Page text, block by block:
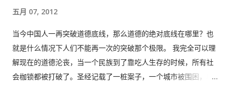
五月 07, 2012
当今中国人一再突破道德底线，那么道德的绝对底线在哪里？也
就是什么情况下人们不能再一次的突破那个极限。 我完全可以理
解现在的道德沦丧，当一个民族到了靠吃人生存的时候，所有社
会枷锁都被打破了。圣经记载了一桩案子，一个城市被围困，粮